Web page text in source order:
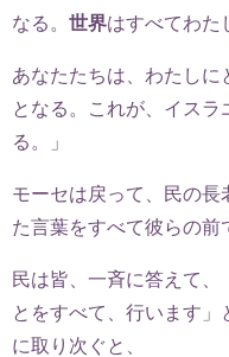
なる。 世界はすべてわた
あなたたちは、わたしに
となる。これが、イス
る。」
モーセは戻って、民の長
た言葉をすべて彼らの前
民は皆、一斉に答えて、
とをすべて、行います
に取り次ぐと、